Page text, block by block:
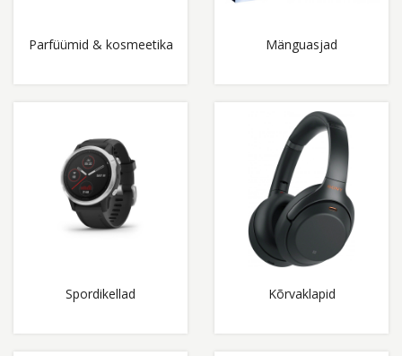
Parfüümid & kosmeetika Mänguasjad
Spordikellad Kõrvaklapid